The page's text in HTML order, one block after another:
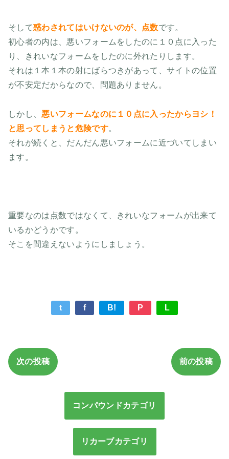
そして惑わされてはいけないのが、点数です。
初心者の内は、悪いフォームをしたのに１０点に入った
り、きれいなフォームをしたのに外れたりします。
それは１本１本の射にばらつきがあって、サイトの位置
が不安定だからなので、問題ありません。
しかし、 悪いフォームなのに１０点に入ったからヨシ！
と思ってしまうと危険です。
それが続くと、だんだん悪いフォームに近づいてしまい
ます。
重要なのは点数ではなくて、きれいなフォームが出来て
いるかどうかです。
そこを間違えないようにしましょう。
t f B! P L
次の投稿 前の投稿
コンパウンドカテゴリ
リカーブカテゴリ